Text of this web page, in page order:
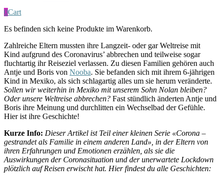
0Cart
Es befinden sich keine Produkte im Warenkorb.
Zahlreiche Eltern mussten ihre Langzeit- oder gar Weltreise mit
Kind aufgrund des Coronavirus’ abbrechen und teilweise sogar
fluchtartig ihr Reiseziel verlassen. Zu diesen Familien gehören auch
Antje und Boris von Nooba. Sie befanden sich mit ihrem 6-jährigen
Kind in Mexiko, als sich schlagartig alles um sie herum veränderte.
Sollen wir weiterhin in Mexiko mit unserem Sohn Nolan bleiben?
Oder unsere Weltreise abbrechen? Fast stündlich änderten Antje und
Boris ihre Meinung und durchlitten ein Wechselbad der Gefühle.
Hier ist ihre Geschichte!
Kurze Info: Dieser Artikel ist Teil einer kleinen Serie «Corona –
gestrandet als Familie in einem anderen Land», in der Eltern von
ihren Erfahrungen und Emotionen erzählen, als sie die
Auswirkungen der Coronasituation und der unerwartete Lockdown
plötzlich auf Reisen erwischt hat. Hier findest du alle Geschichten: